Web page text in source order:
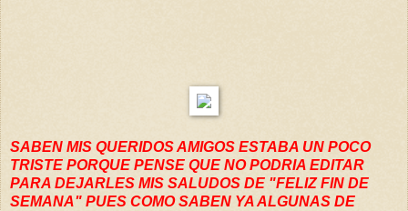
SABEN MIS QUERIDOS AMIGOS ESTABA UN POCO
TRISTE PORQUE PENSE QUE NO PODRIA EDITAR
PARA DEJARLES MIS SALUDOS DE "FELIZ FIN DE
SEMANA" PUES COMO SABEN YA ALGUNAS DE